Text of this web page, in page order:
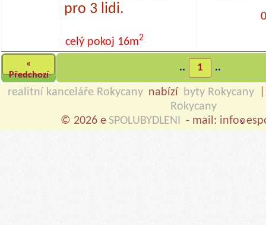
pro 3 lidi.
celý pokoj 16m2
«
Předchozí
.. 1 ..
realitní kanceláře Rokycany nabízí byty Rokycany
Rokycany
© 2026 e SPOLUBYDLENI - mail: info